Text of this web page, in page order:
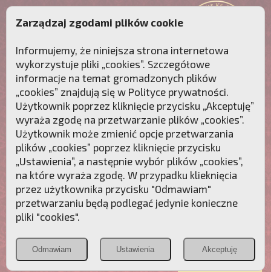
Przebudźmy sumienia Polaków!
Polonia
Christiana
PCh24.pl
Przymierze
POZNAJ APOSTOLAT FATIMY WESPRZYJ
NAS
Zarządzaj zgodami plików cookie
Informujemy, że niniejsza strona internetowa
wykorzystuje pliki „cookies”. Szczegółowe
informacje na temat gromadzonych plików
„cookies” znajdują się w Polityce prywatności.
Użytkownik poprzez kliknięcie przycisku „Akceptuję”
wyraża zgodę na przetwarzanie plików „cookies”.
Użytkownik może zmienić opcje przetwarzania
plików „cookies” poprzez kliknięcie przycisku
„Ustawienia”, a następnie wybór plików „cookies”,
na które wyraża zgodę. W przypadku klieknięcia
przez użytkownika przycisku "Odmawiam"
przetwarzaniu będą podlegać jedynie konieczne
pliki "cookies".
Odmawiam Ustawienia Akceptuję